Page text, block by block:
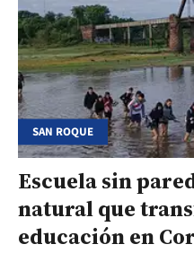
SAN ROQUE
Escuela sin
natural que
educación en